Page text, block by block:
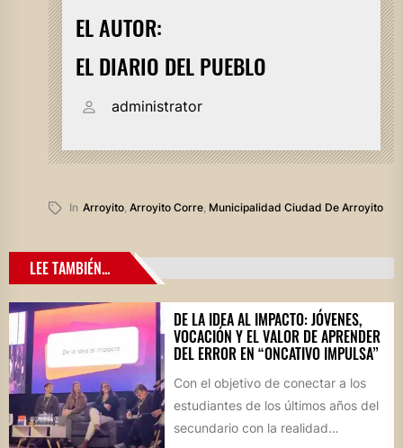
EL AUTOR:
EL DIARIO DEL PUEBLO
administrator
In Arroyito, Arroyito Corre, Municipalidad Ciudad De Arroyito
LEE TAMBIÉN...
DE LA IDEA AL IMPACTO: JÓVENES,
VOCACIÓN Y EL VALOR DE APRENDER
DEL ERROR EN “ONCATIVO IMPULSA”
Con el objetivo de conectar a los
estudiantes de los últimos años del
secundario con la realidad